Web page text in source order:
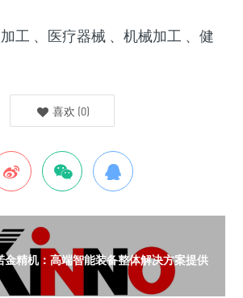
工 、医疗器械 、机械加工 、健
喜欢 (0)
金精机：高端智能装备整体解决方案提供